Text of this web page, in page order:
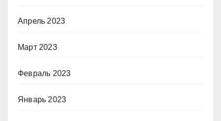
Апрель 2023
Март 2023
Февраль 2023
Январь 2023